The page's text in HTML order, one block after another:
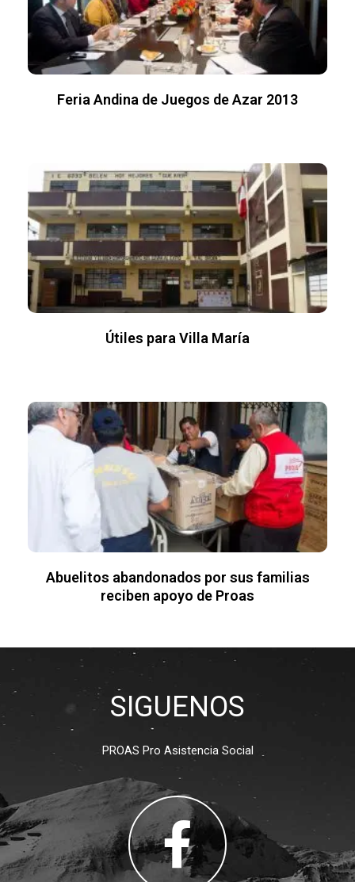
Feria Andina de Juegos de Azar 2013
Útiles para Villa María
Abuelitos abandonados por sus familias
reciben apoyo de Proas
SIGUENOS
PROAS Pro Asistencia Social